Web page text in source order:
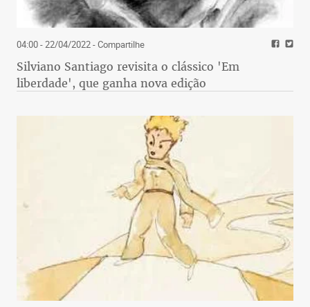
04:00 - 22/04/2022- Compartilhe
Silviano Santiago revisita o clássico 'Em
liberdade', que ganha nova edição